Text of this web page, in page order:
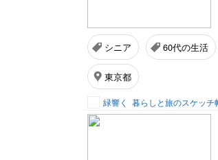
シニア 60代の生活
東京都
緑響く 暮らしと旅のスケッ